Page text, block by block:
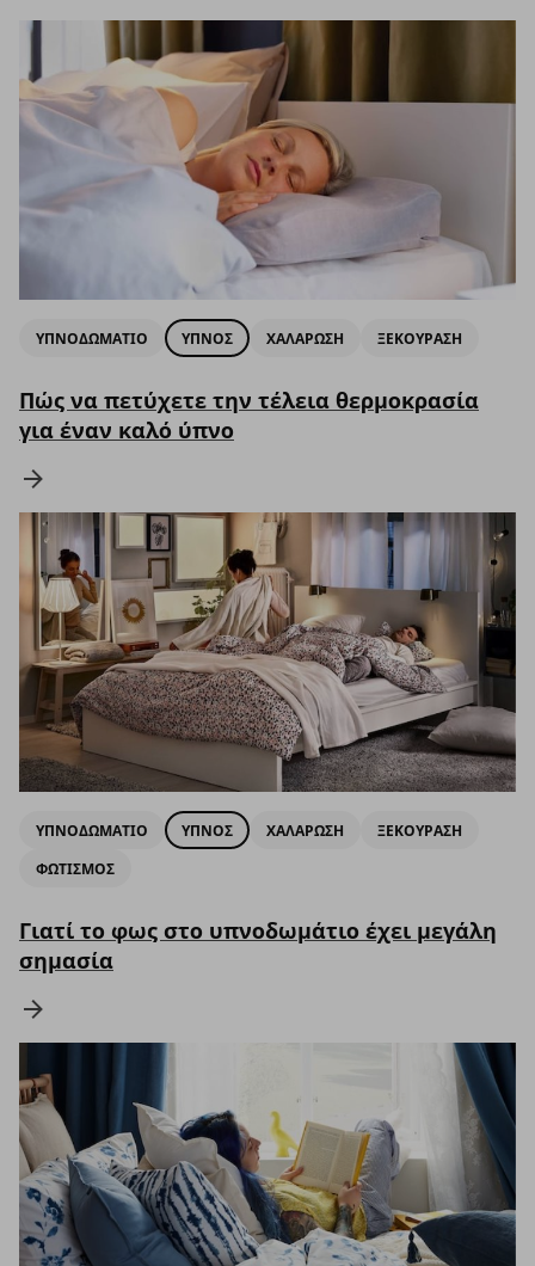
ΥΠΝΟΔΩΜΑΤΙΟ ΥΠΝΟΣ ΧΑΛΑΡΩΣΗ ΞΕΚΟΥΡΑΣΗ
Πώς να πετύχετε την τέλεια θερμοκρασία
για έναν καλό ύπνο
ΥΠΝΟΔΩΜΑΤΙΟ ΥΠΝΟΣ ΧΑΛΑΡΩΣΗ
ΞΕΚΟΥΡΑΣΗ
ΦΩΤΙΣΜΟΣ
Γιατί το φως στο υπνοδωμάτιο έχει μεγάλη
σημασία